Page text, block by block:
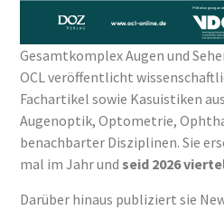
Gesamtkomplex Augen und
OCL veröffentlicht
Fachartikel sowie Kasuistiken
Augenoptik, Optometrie,
benachbarter Disziplinen. Sie
mal im Jahr und seid 2026
Darüber hinaus publiziert sie